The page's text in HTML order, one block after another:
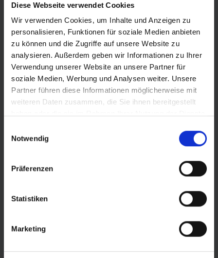
Diese Webseite verwendet Cookies
Wir verwenden Cookies, um Inhalte und Anzeigen zu
personalisieren, Funktionen für soziale Medien anbieten
zu können und die Zugriffe auf unsere Website zu
analysieren. Außerdem geben wir Informationen zu Ihrer
Verwendung unserer Website an unsere Partner für
soziale Medien, Werbung und Analysen weiter. Unsere
Partner führen diese Informationen möglicherweise mit
weiteren Daten zusammen, die Sie ihnen bereitgestellt
Notwendig
Präferenzen
Statistiken
Marketing